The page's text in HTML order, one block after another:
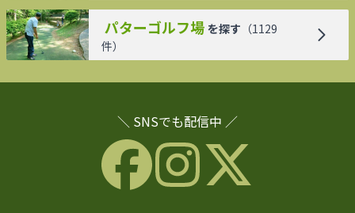
パターゴルフ場 を探す （1129
件）
＼ SNSでも配信中 ／